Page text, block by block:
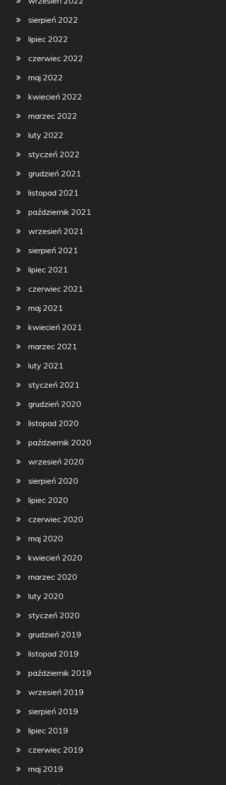
sierpień 2022
lipiec 2022
czerwiec 2022
maj 2022
kwiecień 2022
marzec 2022
luty 2022
styczeń 2022
grudzień 2021
listopad 2021
październik 2021
wrzesień 2021
sierpień 2021
lipiec 2021
czerwiec 2021
maj 2021
kwiecień 2021
marzec 2021
luty 2021
styczeń 2021
grudzień 2020
listopad 2020
październik 2020
wrzesień 2020
sierpień 2020
lipiec 2020
czerwiec 2020
maj 2020
kwiecień 2020
marzec 2020
luty 2020
styczeń 2020
grudzień 2019
listopad 2019
październik 2019
wrzesień 2019
sierpień 2019
lipiec 2019
czerwiec 2019
maj 2019